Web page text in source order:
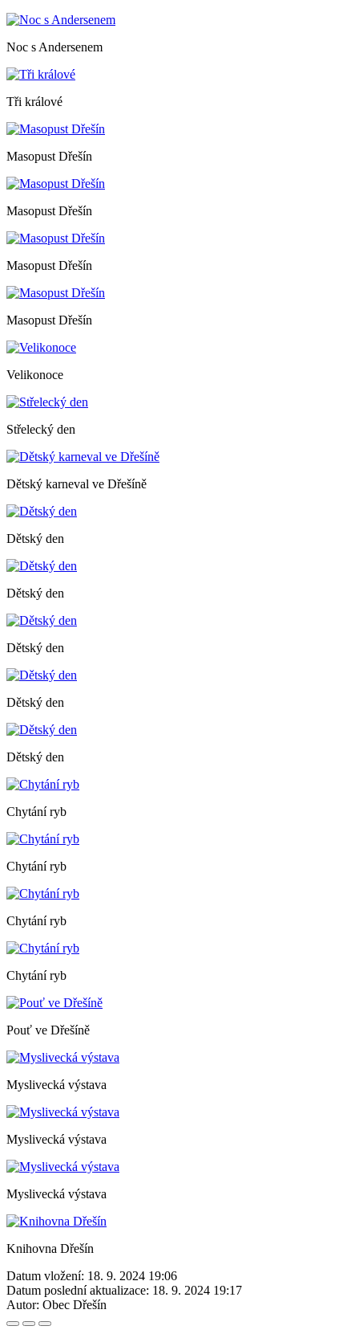
Noc s Andersenem
Tři králové
Masopust Dřešín
Masopust Dřešín
Masopust Dřešín
Masopust Dřešín
Velikonoce
Střelecký den
Dětský karneval ve Dřešíně
Dětský den
Dětský den
Dětský den
Dětský den
Dětský den
Chytání ryb
Chytání ryb
Chytání ryb
Chytání ryb
Pouť ve Dřešíně
Myslivecká výstava
Myslivecká výstava
Myslivecká výstava
Knihovna Dřešín
Datum vložení: 18. 9. 2024 19:06
Datum poslední aktualizace: 18. 9. 2024 19:17
Autor: Obec Dřešín